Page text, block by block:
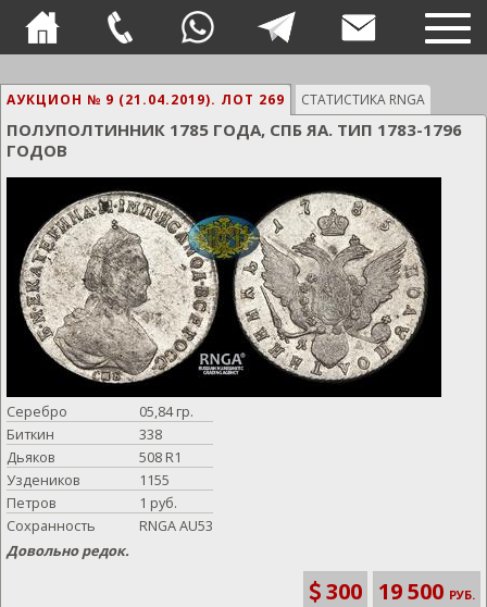
АУКЦИОН № 9 (21.04.2019). ЛОТ 269 СТАТИСТИКА RNGA
ПОЛУПОЛТИННИК 1785 ГОДА, СПБ ЯА. ТИП 1783-1796
ГОДОВ
Серебро
05,84 гр.
Биткин
338
Дьяков
508 R1
Уздеников
1155
Петров
1 руб.
Сохранность
RNGA AU53
Довольно редок.
300 19 500 РУБ.